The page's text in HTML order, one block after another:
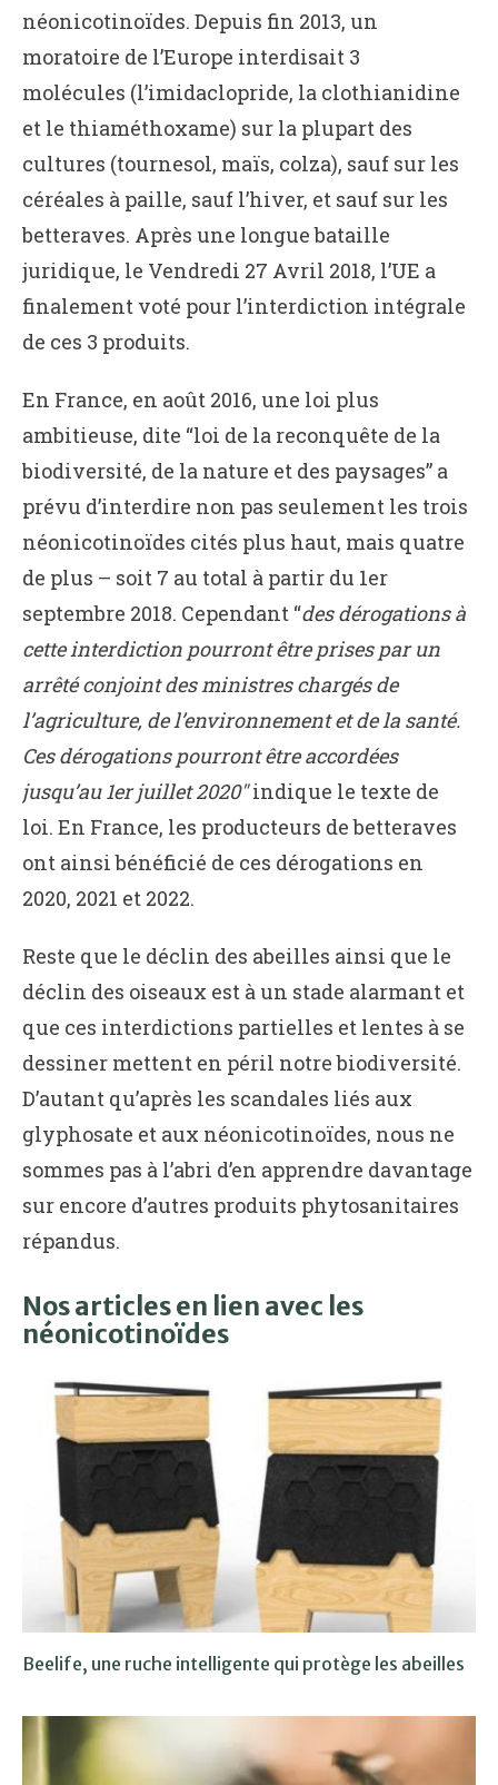
néonicotinoïdes. Depuis fin 2013, un
moratoire de l’Europe interdisait 3
molécules (l’imidaclopride, la clothianidine
et le thiaméthoxame) sur la plupart des
cultures (tournesol, maïs, colza), sauf sur les
céréales à paille, sauf l’hiver, et sauf sur les
betteraves. Après une longue bataille
juridique, le Vendredi 27 Avril 2018, l’UE a
finalement voté pour l’interdiction intégrale
de ces 3 produits.
En France, en août 2016, une loi plus
ambitieuse, dite “loi de la reconquête de la
biodiversité, de la nature et des paysages” a
prévu d’interdire non pas seulement les trois
néonicotinoïdes cités plus haut, mais quatre
de plus – soit 7 au total à partir du 1er
septembre 2018. Cependant “des dérogations à
cette interdiction pourront être prises par un
arrêté conjoint des ministres chargés de
l’agriculture, de l’environnement et de la santé.
Ces dérogations pourront être accordées
jusqu’au 1er juillet 2020″indique le texte de
loi. En France, les producteurs de betteraves
ont ainsi bénéficié de ces dérogations en
2020, 2021 et 2022.
Reste que le déclin des abeilles ainsi que le
déclin des oiseaux est à un stade alarmant et
que ces interdictions partielles et lentes à se
dessiner mettent en péril notre biodiversité.
D’autant qu’après les scandales liés aux
glyphosate et aux néonicotinoïdes, nous ne
sommes pas à l’abri d’en apprendre davantage
sur encore d’autres produits phytosanitaires
répandus.
Nos articles en lien avec les
néonicotinoïdes
Beelife, une ruche intelligente qui protège les abeilles